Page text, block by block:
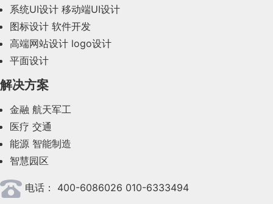
2023年10月(14)
2023年8月(88)
2023年7月(62)
2023年6月(58)
2023年5月(28)
2023年4月(47)
2023年3月(37)
系统UI设计 移动端UI设计
图标设计 软件开发
高端网站设计 logo设计
平面设计
解决方案
金融 航天军工
医疗 交通
能源 智能制造
智慧园区
电话： 400-6086026 010-6333494